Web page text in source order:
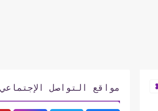
مواقع التواصل الإجتماعي